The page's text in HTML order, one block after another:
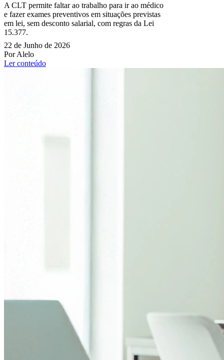
A CLT permite faltar ao trabalho para ir ao médico
e fazer exames preventivos em situações previstas
em lei, sem desconto salarial, com regras da Lei
15.377.
22 de Junho de 2026
Por Alelo
Ler conteúdo